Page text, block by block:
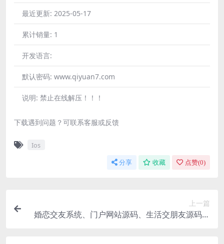
最近更新: 2025-05-17
累计销量: 1
开发语言:
默认密码: www.qiyuan7.com
说明: 禁止在线解压！！！
下载遇到问题？可联系客服或反馈
Ios
分享 收藏 点赞(0)
上一篇
婚恋交友系统、门户网站源码、生活交朋友源码、